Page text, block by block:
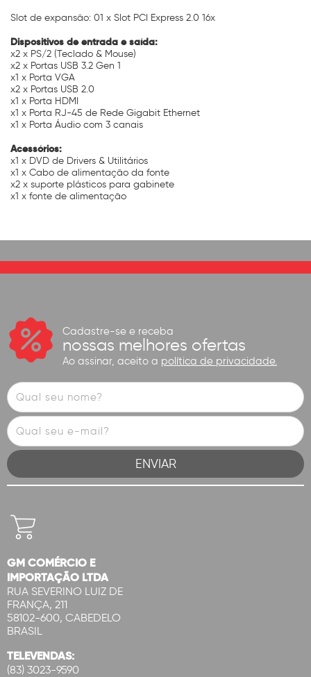
Slot de expansão: 01 x Slot PCI Express 2.0 16x
Dispositivos de entrada e saída:
x2 x PS/2 (Teclado & Mouse)
x2 x Portas USB 3.2 Gen 1
x1 x Porta VGA
x2 x Portas USB 2.0
x1 x Porta HDMI
x1 x Porta RJ-45 de Rede Gigabit Ethernet
x1 x Porta Áudio com 3 canais
Acessórios:
x1 x DVD de Drivers & Utilitários
x1 x Cabo de alimentação da fonte
x2 x suporte plásticos para gabinete
x1 x fonte de alimentação
Cadastre-se e receba
nossas melhores ofertas
Ao assinar, aceito a política de privacidade.
GM COMÉRCIO E
IMPORTAÇÃO LTDA
RUA SEVERINO LUIZ DE
FRANÇA, 211
58102-600, CABEDELO
BRASIL
TELEVENDAS:
(83) 3023-9590